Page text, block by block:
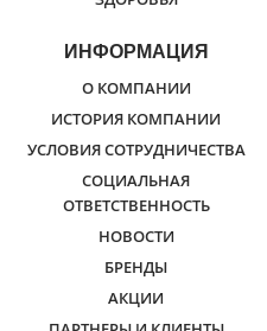
ИНФОРМАЦИЯ
О КОМПАНИИ
ИСТОРИЯ КОМПАНИИ
УСЛОВИЯ СОТРУДНИЧЕСТВА
СОЦИАЛЬНАЯ
ОТВЕТСТВЕННОСТЬ
НОВОСТИ
БРЕНДЫ
АКЦИИ